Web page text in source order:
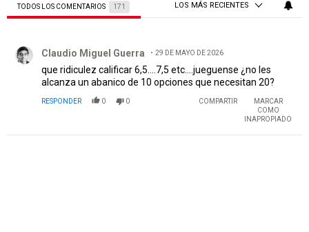
TODOS LOS COMENTARIOS 171 LOS MÁS RECIENTES
Claudio Miguel Guerra 29 DE MAYO DE 2026
que ridiculez calificar 6,5....7,5 etc....jueguense ¿no les
alcanza un abanico de 10 opciones que necesitan 20?
RESPONDER 0 0 COMPARTIR
MARCAR
COMO
INAPROPIADO